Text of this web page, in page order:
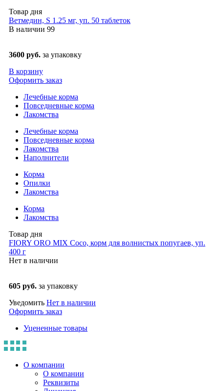
Товар дня
Ветмедин, S 1.25 мг, уп. 50 таблеток
В наличии 99
3600 руб. за упаковку
В корзину
Оформить заказ
Лечебные корма
Повседневные корма
Лакомства
Лечебные корма
Повседневные корма
Лакомства
Наполнители
Корма
Опилки
Лакомства
Корма
Лакомства
Товар дня
FIORY ORO MIX Coco, корм для волнистых попугаев, уп.
400 г
Нет в наличии
605 руб. за упаковку
Уведомить Нет в наличии
Оформить заказ
Уцененные товары
О компании
О компании
Реквизиты